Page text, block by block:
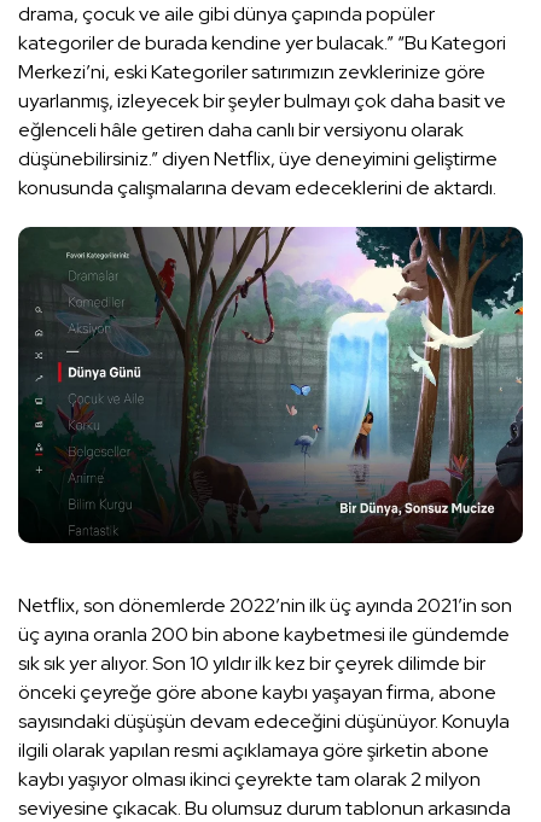
drama, çocuk ve aile gibi dünya çapında popüler
kategoriler de burada kendine yer bulacak.” “Bu Kategori
Merkezi’ni, eski Kategoriler satırımızın zevklerinize göre
uyarlanmış, izleyecek bir şeyler bulmayı çok daha basit ve
eğlenceli hâle getiren daha canlı bir versiyonu olarak
düşünebilirsiniz.” diyen Netflix, üye deneyimini geliştirme
konusunda çalışmalarına devam edeceklerini de aktardı.
Netflix, son dönemlerde 2022’nin ilk üç ayında 2021’in son
üç ayına oranla 200 bin abone kaybetmesi ile gündemde
sık sık yer alıyor. Son 10 yıldır ilk kez bir çeyrek dilimde bir
önceki çeyreğe göre abone kaybı yaşayan firma, abone
sayısındaki düşüşün devam edeceğini düşünüyor. Konuyla
ilgili olarak yapılan resmi açıklamaya göre şirketin abone
kaybı yaşıyor olması ikinci çeyrekte tam olarak 2 milyon
seviyesine çıkacak. Bu olumsuz durum tablonun arkasında